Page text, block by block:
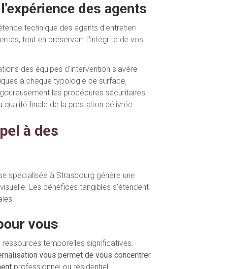
des agents
technique des agents d'entretien
tout en préservant l'intégrité de vos
des équipes d'intervention s'avère
à chaque typologie de surface,
les procédures sécuritaires.
finale de la prestation délivrée.
à des
spécialisée à Strasbourg génère une
Les bénéfices tangibles s'étendent
vous
temporelles significatives,
vous permet de vous concentrer
professionnel ou résidentiel.